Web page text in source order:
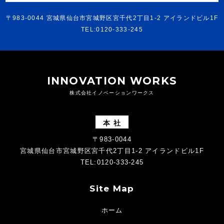
〒983-0044 宮城県仙台市宮城野区宮千代2丁目1-2 アイランドビル1F
TEL:0120-333-245
INNOVATION WORKS
株式会社イノベーションワークス
本 社
〒983-0044
宮城県仙台市宮城野区宮千代2丁目1-2 アイランドビル1F
TEL:0120-333-245
Site Map
ホーム